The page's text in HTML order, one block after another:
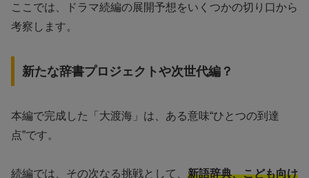
ここでは、ドラマ続編の展開予想をいくつかの切り口から
考察します。
新たな辞書プロジェクトや次世代編？
本編で完成した「大渡海」は、ある意味“ひとつの到達
点”です。
続編では、その次なる挑戦として、 新語辞典、こども向け